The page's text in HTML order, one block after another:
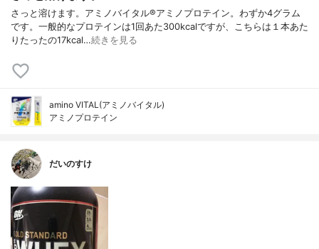
さっと溶けます。アミノバイタル®︎アミノプロテイン。わずか4グラム
です。一般的なプロテインは1回あた300kcalですが、こちらは１本あた
りたったの17kcal…続きを見る
amino VITAL(アミノバイタル)
アミノプロテイン
だいのすけ